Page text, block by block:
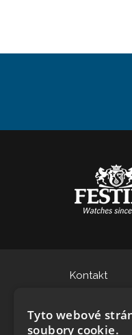
Kontakt
466 615
Tyto webové
soubory cookie.